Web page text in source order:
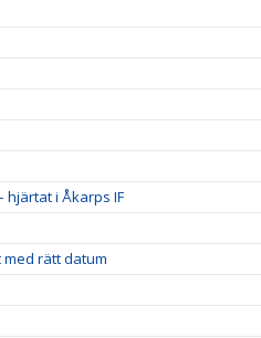
hjärtat i Åkarps IF
rätt datum